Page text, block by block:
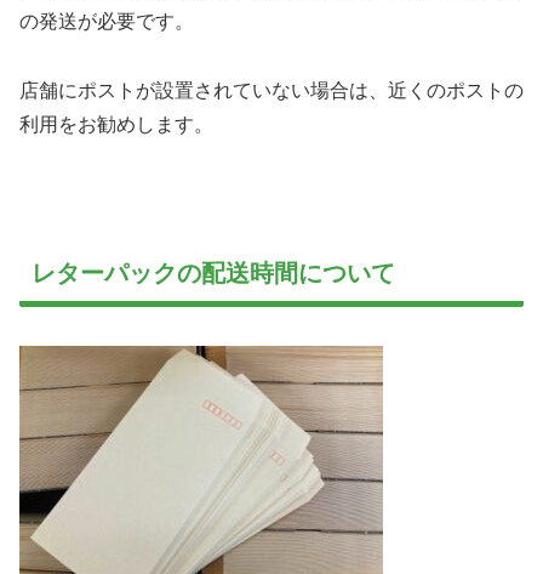
の発送が必要です。
店舗にポストが設置されていない場合は、近くのポストの
利用をお勧めします。
レターパックの配送時間について